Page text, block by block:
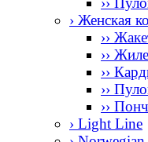
› Женская
››
››
››
››
››
› Light Line